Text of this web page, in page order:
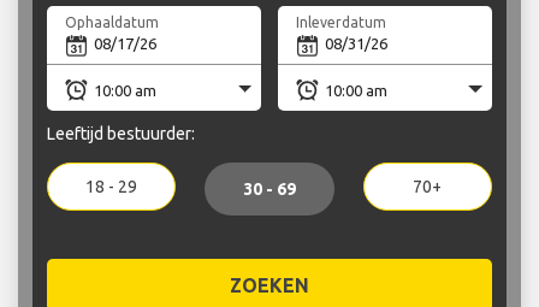
Ophaaldatum Inleverdatum
Leeftijd bestuurder:
18 - 29 30 - 69 70+
ZOEKEN